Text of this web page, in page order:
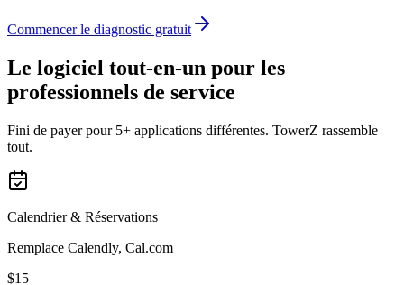
Commencer le diagnostic gratuit
Le logiciel tout-en-un pour les
professionnels de service
Fini de payer pour 5+ applications différentes. TowerZ rassemble
tout.
Calendrier & Réservations
Remplace Calendly, Cal.com
$15